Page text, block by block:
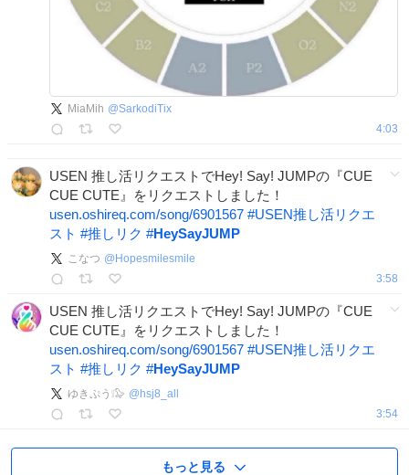
MiaMih @SarkodiTix
4:03
USEN 推し活リクエストでHey! Say! JUMPの『CUE
CUE CUTE』をリクエストしました！
usen.oshireq.com/song/6901567 #USEN推し活リクエ
スト #推しリク #HeySayJUMP
こなつ @ Hopesmilesmile
3:58
USEN 推し活リクエストでHey! Say! JUMPの『CUE
CUE CUTE』をリクエストしました！
usen.oshireq.com/song/6901567 #USEN推し活リクエ
スト #推しリク #HeySayJUMP
ゆきぷう❕🦭 @ hsj8_all
3:54
もっと見る